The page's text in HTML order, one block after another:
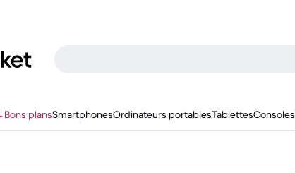
Bons plansSmartphonesOrdinateurs portablesTablettesConsoles